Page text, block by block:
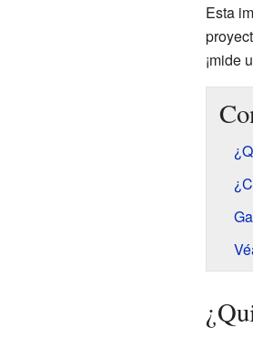
Esta
¡mide